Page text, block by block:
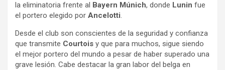
la eliminatoria frente al Bayern Múnich, donde Lunin fue
el portero elegido por Ancelotti.
Desde el club son conscientes de la seguridad y confianza
que transmite Courtois y que para muchos, sigue siendo
el mejor portero del mundo a pesar de haber superado una
grave lesión. Cabe destacar la gran labor del belga en